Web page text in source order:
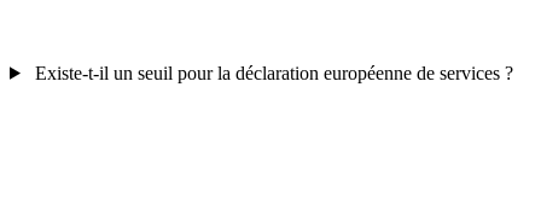
Existe-t-il un seuil pour la déclaration européenne de services ?